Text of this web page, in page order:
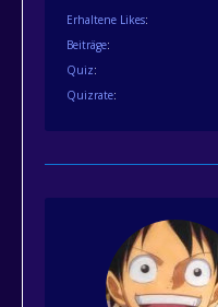
Erhaltene Likes
Beiträge
Quiz
Quizrate